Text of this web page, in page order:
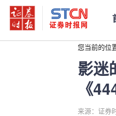
您当前的位
影迷
《
来源：证券